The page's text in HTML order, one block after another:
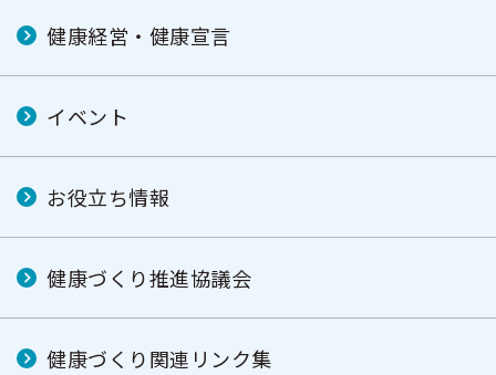
健康経営・健康宣言
イベント
お役立ち情報
健康づくり推進協議会
健康づくり関連リンク集